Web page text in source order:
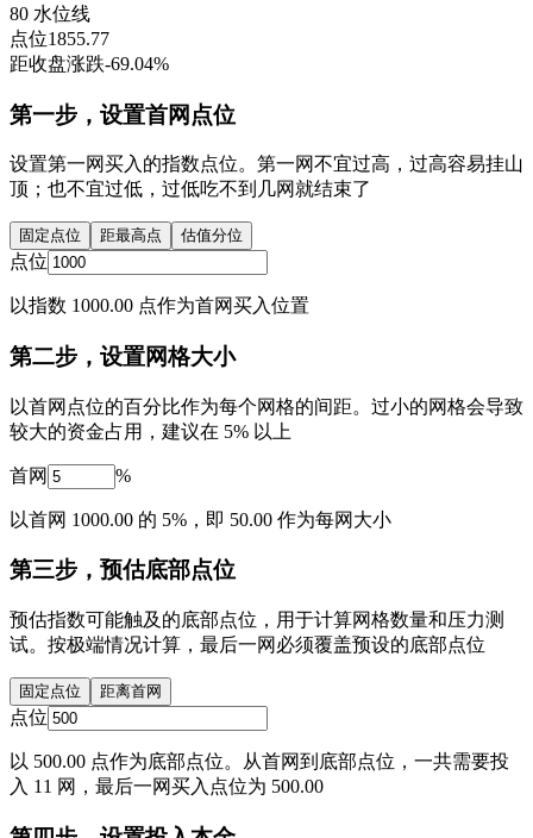
80 水位线
点位1855.77
距收盘涨跌-69.04%
第一步，设置首网点位
设置第一网买入的指数点位。第一网不宜过高，过高容易挂山
顶；也不宜过低，过低吃不到几网就结束了
固定点位 距最高点 估值分位
点位
以指数 1000.00 点作为首网买入位置
第二步，设置网格大小
以首网点位的百分比作为每个网格的间距。过小的网格会导致
较大的资金占用，建议在 5% 以上
首网 %
以首网 1000.00 的 5%，即 50.00 作为每网大小
第三步，预估底部点位
预估指数可能触及的底部点位，用于计算网格数量和压力测
试。按极端情况计算，最后一网必须覆盖预设的底部点位
固定点位 距离首网
点位
以 500.00 点作为底部点位。从首网到底部点位，一共需要投
入 11 网，最后一网买入点位为 500.00